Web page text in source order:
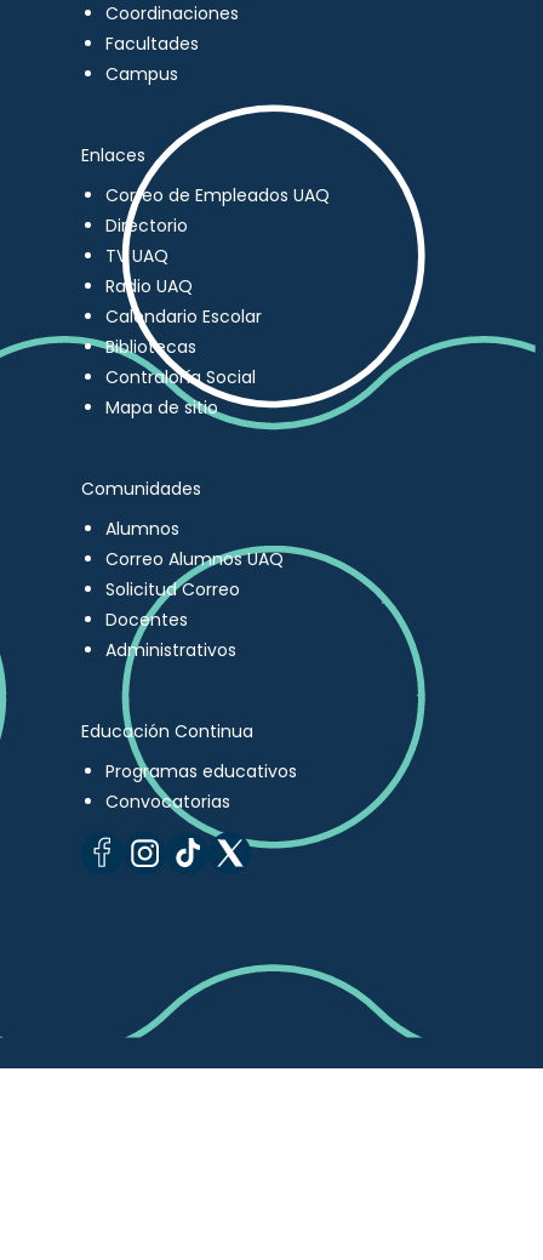
Coordinaciones
Facultades
Campus
Enlaces
Correo de Empleados UAQ
Directorio
TV UAQ
Radio UAQ
Calendario Escolar
Bibliotecas
Contraloría Social
Mapa de sitio
Comunidades
Alumnos
Correo Alumnos UAQ
Solicitud Correo
Docentes
Administrativos
Educación Continua
Programas educativos
Convocatorias